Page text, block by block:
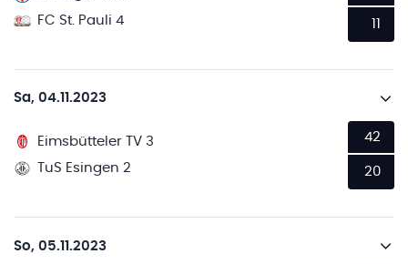
FC St. Pauli 4
11
Sa, 04.11.2023
Eimsbütteler TV 3
TuS Esingen 2
42
20
So, 05.11.2023